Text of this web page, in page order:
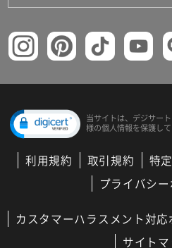
当サイトは、デジサー
様の個人情報を保護して
利用規約 取引規約
特
プライバシ
カスタマーハラスメント対応
サイト